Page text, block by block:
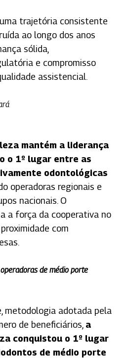
trajetória consistente
ao longo dos anos
sólida,
e compromisso
assistencial.
mantém a liderança
o 1º lugar entre as
odontológicas
operadoras regionais e
nacionais. O
a força da cooperativa no
com
de médio porte
metodologia adotada pela
de beneficiários, a
conquistou o 1º lugar
de médio porte